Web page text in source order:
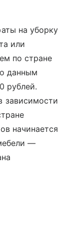
на уборку
или
по стране
данным
рублей.
зависимости
начинается
—